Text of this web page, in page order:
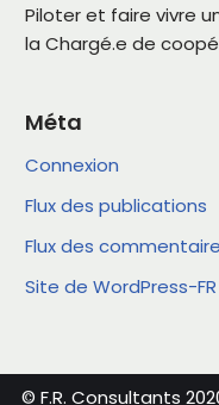
Piloter et faire vivre
la Chargé.e de
Méta
Connexion
Flux des publications
Flux des
Site de WordPress-FR
© F.R. Consultants